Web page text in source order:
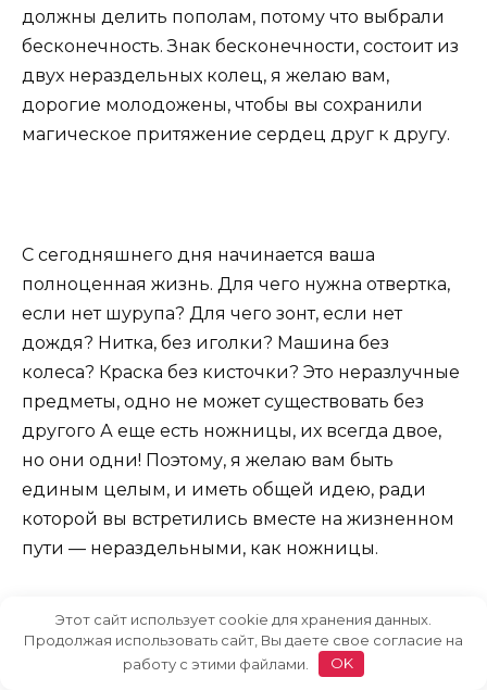
должны делить пополам, потому что выбрали
бесконечность. Знак бесконечности, состоит из
двух нераздельных колец, я желаю вам,
дорогие молодожены, чтобы вы сохранили
магическое притяжение сердец друг к другу.
С сегодняшнего дня начинается ваша
полноценная жизнь. Для чего нужна отвертка,
если нет шурупа? Для чего зонт, если нет
дождя? Нитка, без иголки? Машина без
колеса? Краска без кисточки? Это неразлучные
предметы, одно не может существовать без
другого А еще есть ножницы, их всегда двое,
но они одни! Поэтому, я желаю вам быть
единым целым, и иметь общей идею, ради
которой вы встретились вместе на жизненном
пути — нераздельными, как ножницы.
Дорогие молодожены! Хочу вас поздравить с
Этот сайт использует cookie для хранения данных.
Продолжая использовать сайт, Вы даете свое согласие на
работу с этими файлами.
OK